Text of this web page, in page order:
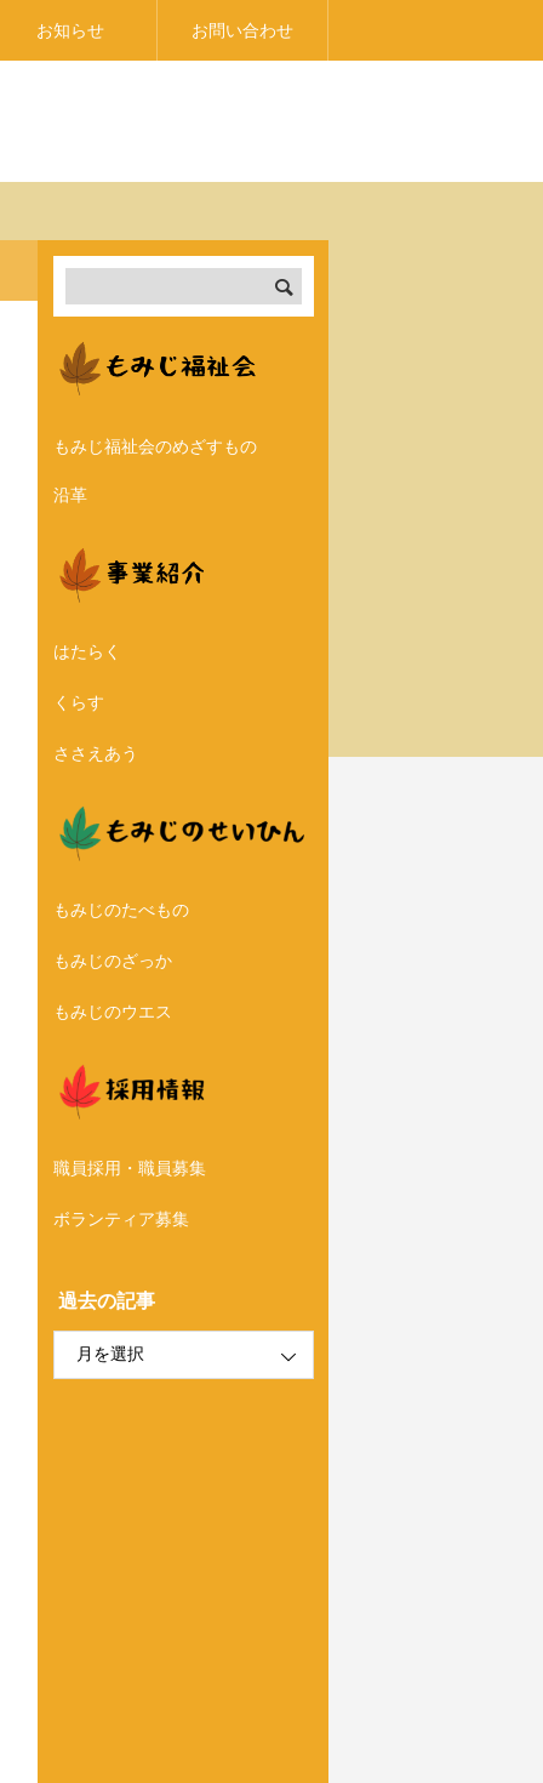
お知らせ お問い合わせ
もみじ福祉会のめざすもの
沿革
はたらく
くらす
ささえあう
もみじのたべもの
もみじのざっか
もみじのウエス
職員採用・職員募集
ボランティア募集
過去の記事